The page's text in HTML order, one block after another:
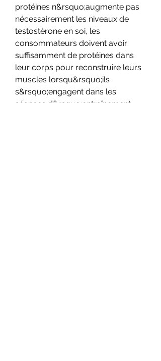
protéines n&rsquo;augmente pas
nécessairement les niveaux de
testostérone en soi, les
consommateurs doivent avoir
suffisamment de protéines dans
leur corps pour reconstruire leurs
muscles lorsqu&rsquo;ils
s&rsquo;engagent dans les
séances d&rsquo;entraînement